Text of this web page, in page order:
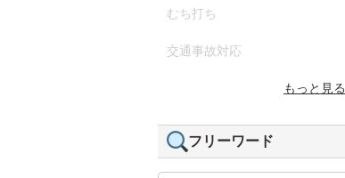
むち打ち
交通事故対応
もっと見る
フリーワード